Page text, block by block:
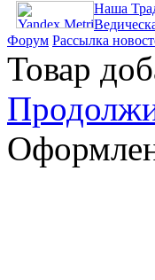
Наша
Форум Рассылка
Товар